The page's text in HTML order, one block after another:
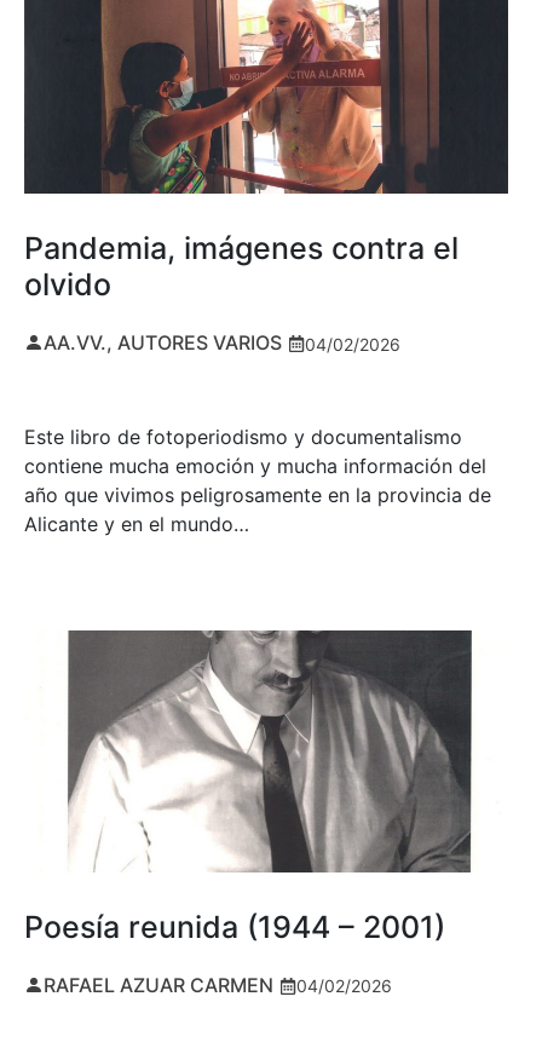
Pandemia, imágenes contra el
olvido
AA.VV., AUTORES VARIOS 04/02/2026
Este libro de fotoperiodismo y documentalismo
contiene mucha emoción y mucha información del
año que vivimos peligrosamente en la provincia de
Alicante y en el mundo…
Poesía reunida (1944 – 2001)
RAFAEL AZUAR CARMEN 04/02/2026